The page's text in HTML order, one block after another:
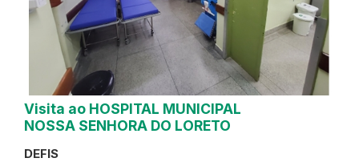
Visita ao HOSPITAL MUNICIPAL
NOSSA SENHORA DO LORETO
DEFIS